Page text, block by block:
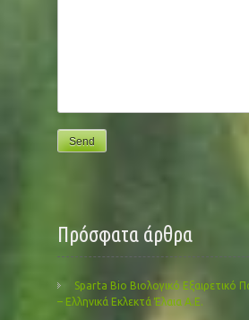
Πρόσφατα άρθρα
Sparta Bio Βιολογικό Εξαιρετικό
– Ελληνικά Εκλεκτά Έλαια Α.Ε.